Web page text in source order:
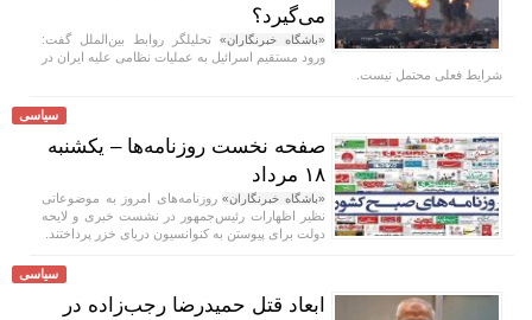
می‌گیرد؟
«باشگاه خبرنگاران» تحلیلگر روابط بین‌الملل گفت:
ورود مستقیم اسرائیل به عملیات نظامی علیه ایران در
شرایط فعلی محتمل نیست.
سیاسی
صفحه نخست روزنامه‌ها – یکشنبه
۱۸ مرداد
«باشگاه خبرنگاران»روزنامه‌های امروز به موضوعاتی
نظیر اظهارات رئیس‌جمهور در نشست خبری و لایحه
دولت برای پیوستن به کنوانسیون دریای خزر پرداختند.
سیاسی
ابعاد قتل حمیدرضا رجب‌زاده در